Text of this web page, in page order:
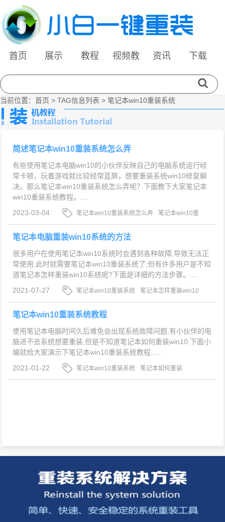
首页 展示 教程
视频教
资讯 下载
当前位置： 首页 > TAG信息列表 > 笔记本win10重装系统
简述笔记本win10重装系统怎么弄
有些使用笔记本电脑win10的小伙伴反映自己的电脑系统运行经
常卡顿，玩着游戏就比较经常蓝屏，想要重装系统win10修复解
决。那么笔记本win10重装系统怎么弄呢？下面教下大家笔记本
win10重装系统教程。....
2023-03-04
笔记本win10重装系统怎么弄
笔记本win10重
装系统
笔记本win10重装系统教程
笔记本电脑重装win10系统的方法
很多用户在使用笔记本win10系统时会遇到各种故障,导致无法正
常使用,此时就需要笔记本win10重装系统了;但有许多用户是不知
道笔记本怎样重装win10系统呢?下面是详细的方法步骤。....
2021-07-27
笔记本win10重装系统
笔记本怎样重装win10
系统
笔记本重装win10系统方法
笔记本win10重装系统教程
使用笔记本电脑时间久后难免会出现系统故障问题,有小伙伴的电
脑进不去系统想要重装,但是不知道笔记本如何重装win10.下面小
编就给大家演示下笔记本win10重装系统教程.....
2021-01-22
笔记本win10重装系统
笔记本如何重装
win10
win10重装系统教程